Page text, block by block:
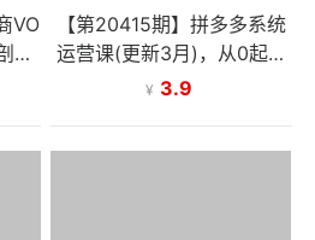
VO
析
精
【第20415期】拼多多系统
运营课(更新3月)，从0起店
到爆款复制，快速实现稳定
¥ 3.9